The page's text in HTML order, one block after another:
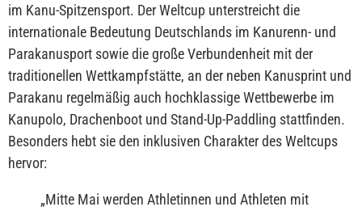
im Kanu-Spitzensport. Der Weltcup unterstreicht die
internationale Bedeutung Deutschlands im Kanurenn- und
Parakanusport sowie die große Verbundenheit mit der
traditionellen Wettkampfstätte, an der neben Kanusprint und
Parakanu regelmäßig auch hochklassige Wettbewerbe im
Kanupolo, Drachenboot und Stand-Up-Paddling stattfinden.
Besonders hebt sie den inklusiven Charakter des Weltcups
hervor:
„Mitte Mai werden Athletinnen und Athleten mit